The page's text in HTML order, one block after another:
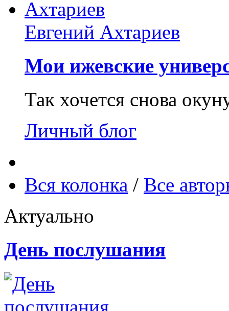
Евгений Ахтариев
Мои ижевские
Так хочется снова
Личный блог
Вся колонка / Все
Актуально
День послушания